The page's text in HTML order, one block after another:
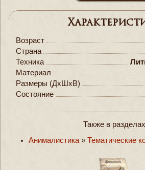
Возраст
Страна
Техника
Материал
Размеры (ДxШxВ)
Состояние
Также в
Анималистика » Тематические